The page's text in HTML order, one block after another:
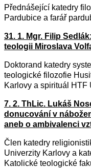
Přednášející katedry
Pardubice a farář
31. 1. Mgr. Filip
teologii Miroslava
Doktorand katedry
teologické filozofie
Karlovy a spirituál HTF
7. 2. ThLic. Lukáš
donucování v
aneb o ambivalenci
Člen katedry
Univerzity Karlovy a
Katolické teologické